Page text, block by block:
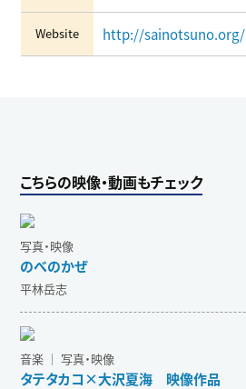
Website http://sainotsuno.org/
こちらの映像・動画もチェック
写真・映像
のべのかぜ
平林岳志
音楽 ｜ 写真・映像
タテタカコ×大沢夏海 映像作品